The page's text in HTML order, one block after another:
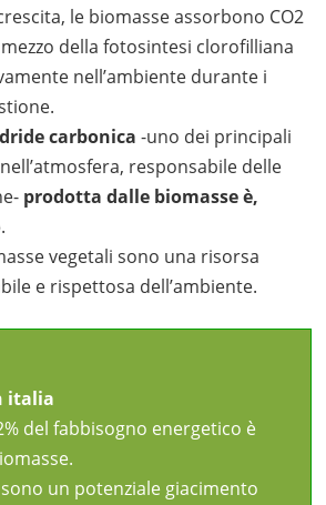
le biomasse assorbono CO2
della fotosintesi clorofilliana
nell’ambiente durante i
carbonica -uno dei principali
responsabile delle
prodotta dalle biomasse è,
.
vegetali sono una risorsa
e rispettosa dell’ambiente.
italia
del fabbisogno energetico è
un potenziale giacimento